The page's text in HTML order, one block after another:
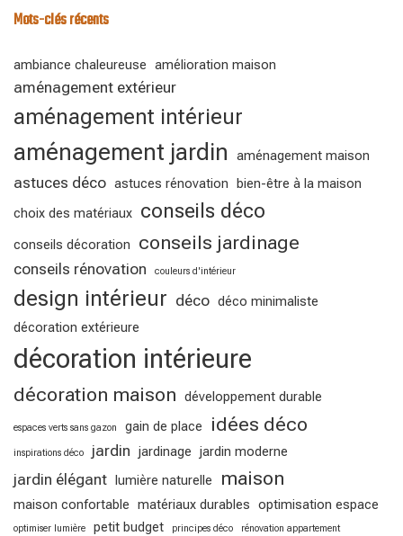
Mots-clés récents
ambiance chaleureuse amélioration maison
aménagement extérieur
aménagement intérieur
aménagement jardin aménagement maison
astuces déco astuces rénovation bien-être à la maison
choix des matériaux conseils déco
conseils décoration conseils jardinage
conseils rénovation couleurs d'intérieur
design intérieur déco déco minimaliste
décoration extérieure
décoration intérieure
décoration maison développement durable
espaces verts sans gazon gain de place idées déco
inspirations déco jardin jardinage jardin moderne
jardin élégant lumière naturelle maison
maison confortable matériaux durables optimisation espace
optimiser lumière petit budget principes déco rénovation appartement